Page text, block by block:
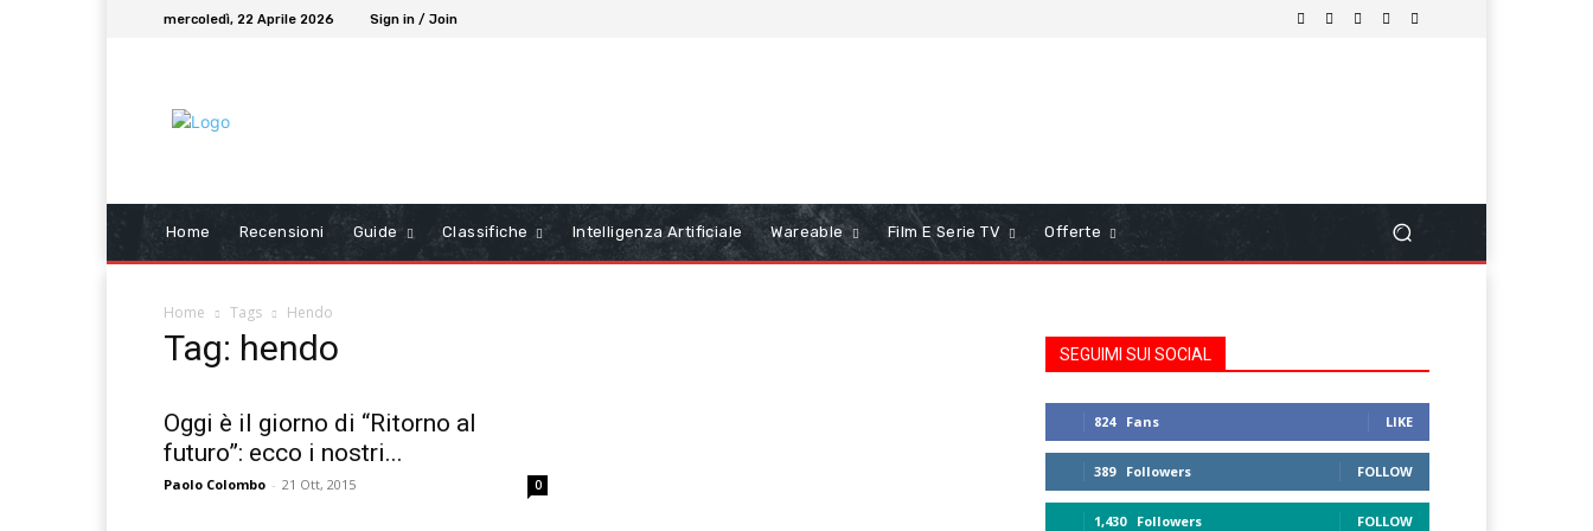
mercoledì, 22 Aprile 2026 Sign in / Join
Home Recensioni Guide Classifiche Intelligenza Artificiale Wareable Film E Serie TV Offerte
Home Tags Hendo
Tag: hendo
Oggi è il giorno di “Ritorno al
futuro”: ecco i nostri...
Paolo Colombo - 21 Ott, 2015 0
SEGUIMI SUI SOCIAL
824 Fans LIKE
389 Followers FOLLOW
1,430 Followers FOLLOW